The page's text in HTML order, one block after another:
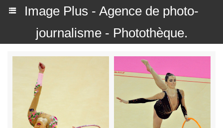
Image Plus - Agence de photo-
journalisme - Photothèque.